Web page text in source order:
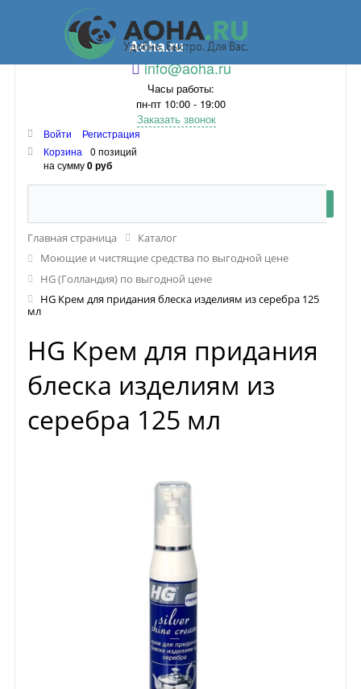
Aoha.ru
info@aoha.ru
Часы работы:
пн-пт 10:00 - 19:00
Заказать звонок
Войти
Регистрация
Корзина
0 позиций
на сумму0 руб
Главная страница
Каталог
Моющие и чистящие средства по выгодной цене
HG (Голландия) по выгодной цене
HG Крем для придания блеска изделиям из серебра 125
мл
HG Крем для придания
блеска изделиям из
серебра 125 мл